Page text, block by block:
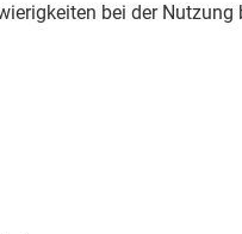
bei der